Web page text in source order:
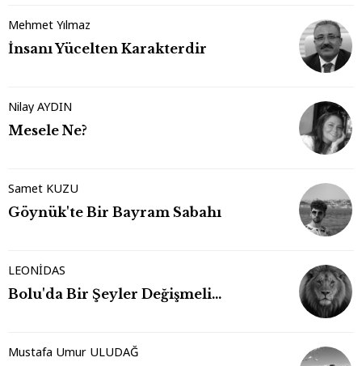
Mehmet Yılmaz
İnsanı Yücelten Karakterdir
Nilay AYDIN
Mesele Ne?
Samet KUZU
Göynük'te Bir Bayram Sabahı
LEONİDAS
Bolu'da Bir Şeyler Değişmeli…
Mustafa Umur ULUDAĞ